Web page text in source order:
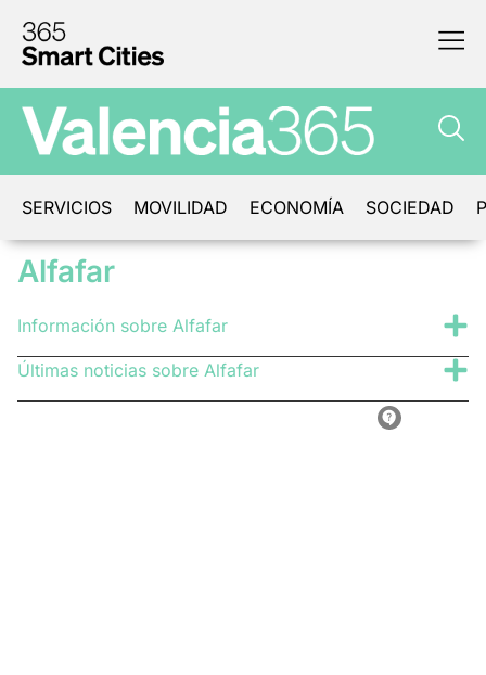
SERVICIOS MOVILIDAD ECONOMÍA SOCIEDAD
Alfafar
Información sobre Alfafar
Últimas noticias sobre Alfafar